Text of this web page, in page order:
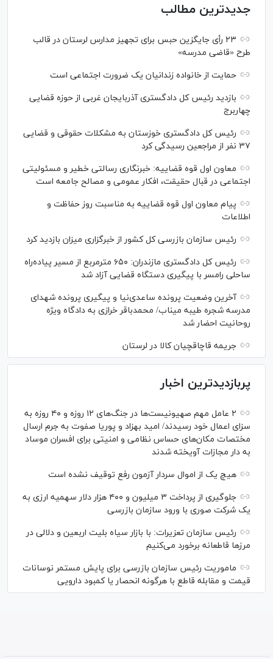
جدیدترین مطالب
۲۳ رأی جایگزین حبس برای تجهیز مدارس لرستان در قالب
طرح «قاضی مدرسه»
حمایت از خانواده زندانیان یک ضرورت اجتماعی است
بازدید رئیس کل دادگستری آذربایجان غربی از حوزه قضایی
چهاربرج
رئیس کل دادگستری خوزستان به مشکلات حقوقی و قضایی
۳۷ نفر از مراجعین رسیدگی کرد
معاون اول قوه قضاییه: خبرنگاری رسالتی خطیر و مسئولیتی
اجتماعی در قبال حقیقت، افکار عمومی و مصالح جامعه است
پیام معاون اول قوه قضاییه به مناسبت روز حفاظت و
اطلاعات
رئیس سازمان بازرسی کل کشور از خبرگزاری میزان بازدید کرد
رئیس کل دادگستری مازندران: ۶۵۰ مترمربع از مسیر پیاده‌راه
ساحلی رامسر با پیگیری دستگاه قضایی آزاد شد
آخرین وضعیت پرونده ساعدی‌نیا و پیگیری پرونده شهدای
مدرسه شجره طیبه میناب/ محمدباقر خرازی به دادگاه ویژه
روحانیت احضار شد
جریمه قاچاقچیان کالا در لرستان
پربازدیدترین اخبار
۲ عامل مهم صهیونیست‌ها در جنگ‌های ۱۲ روزه و ۴۰ روزه به
سزای اعمال خود رسیدند/ امید بهزاد و پوریا صفوت به جرم ارسال
مختصات مکان‌های حساس نظامی و امنیتی برای افسران موساد
به دار مجازات آویخته شدند
هیچ یک از اموال سردار آزمون رفع توقیف نشده است
جلوگیری از پرداخت ۳ میلیون و ۴۰۰ هزار دلار سهمیه ارزی به
یک شرکت صوری با ورود سازمان بازرسی
رئیس سازمان تعزیرات: با بازار سیاه بلیت اربعین و دلالی در
مرز‌ها قاطعانه برخورد می‌کنیم
ماموریت رئیس سازمان بازرسی برای پایش مستمر نوسانات
قیمت و مقابله قاطع با هرگونه انحصار یا کمبود دارویی